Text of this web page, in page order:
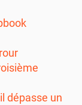
dépasse un